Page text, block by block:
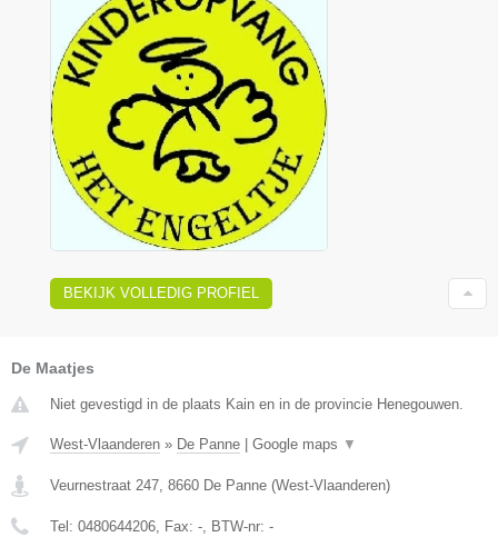
BEKIJK VOLLEDIG PROFIEL
De Maatjes
Niet gevestigd in de plaats Kain en in de provincie Henegouwen.
West-Vlaanderen » De Panne | Google maps ▼
Veurnestraat 247 8660 De Panne (West-Vlaanderen)
Tel: 0480644206 , Fax: - , BTW-nr: -